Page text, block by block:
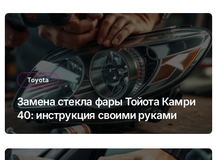
Toyota
Замена стекла фары Тойота Камри
40: инструкция своими руками